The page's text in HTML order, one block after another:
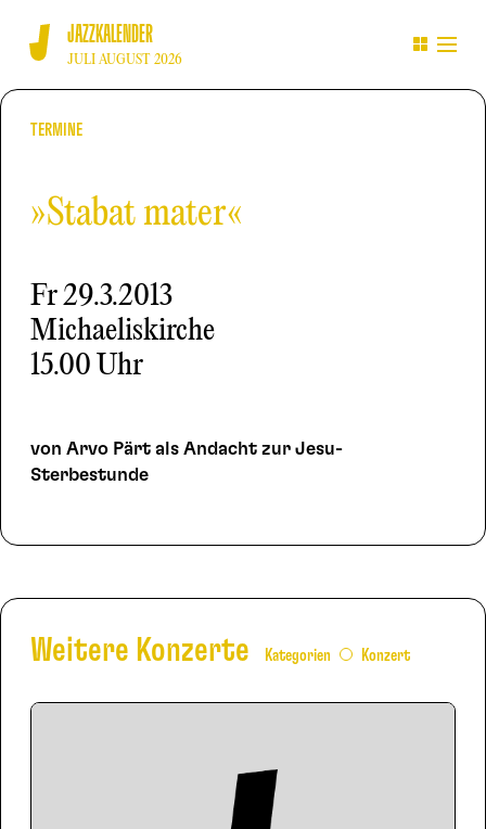
JAZZKALENDER
JULI AUGUST 2026
TERMINE
»Stabat mater«
Fr29.3.2013
Michaeliskirche
15.00 Uhr
von Arvo Pärt als Andacht zur Jesu-
Sterbestunde
Weitere Konzerte Kategorien Konzert